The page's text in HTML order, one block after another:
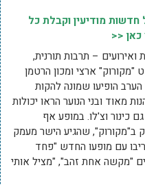
מודיעין וקבלת כל
<<
– תרבות תורנית,
"מקורוק" ארצי ומכון הרטמן
הופיעו שמונה להקות
מאוד ובני הנוער הראו יכולות
כינור וצ'לו. במופע אף
שהגיע הישר מעמק
עם מופעו החדש "פחד
"מקשה אחת זהב", "מציל אותי